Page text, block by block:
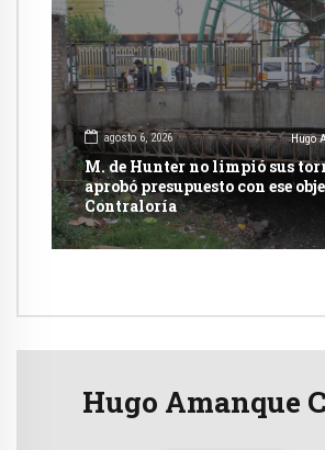
agosto 6, 2026 Hugo
M. de Hunter no limpió sus
aprobó presupuesto con ese
Contraloría
Hugo Amanque